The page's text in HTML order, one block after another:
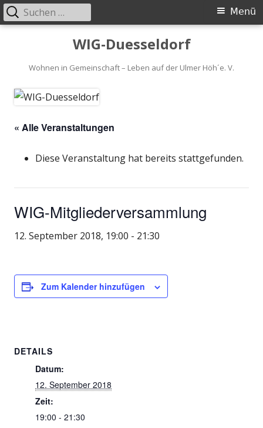
WIG-Duesseldorf
Wohnen in Gemeinschaft – Leben auf der Ulmer Höh´e. V.
Primäres
Menü
Suchen
nach:
« Alle Veranstaltungen
Diese Veranstaltung hat bereits stattgefunden.
WIG-Mitgliederversammlung
12. September 2018, 19:00 - 21:30
Zum Kalender hinzufügen
DETAILS
Datum:
12. September 2018
Zeit:
19:00 - 21:30